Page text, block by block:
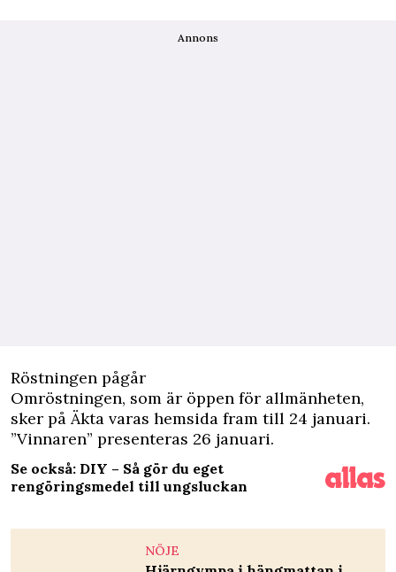
Annons
Röstningen pågår
Omröstningen, som är öppen för allmänheten,
sker på Äkta varas hemsida fram till 24 januari.
”Vinnaren” presenteras 26 januari.
Se också: DIY – Så gör du eget
rengöringsmedel till ungsluckan
NÖJE